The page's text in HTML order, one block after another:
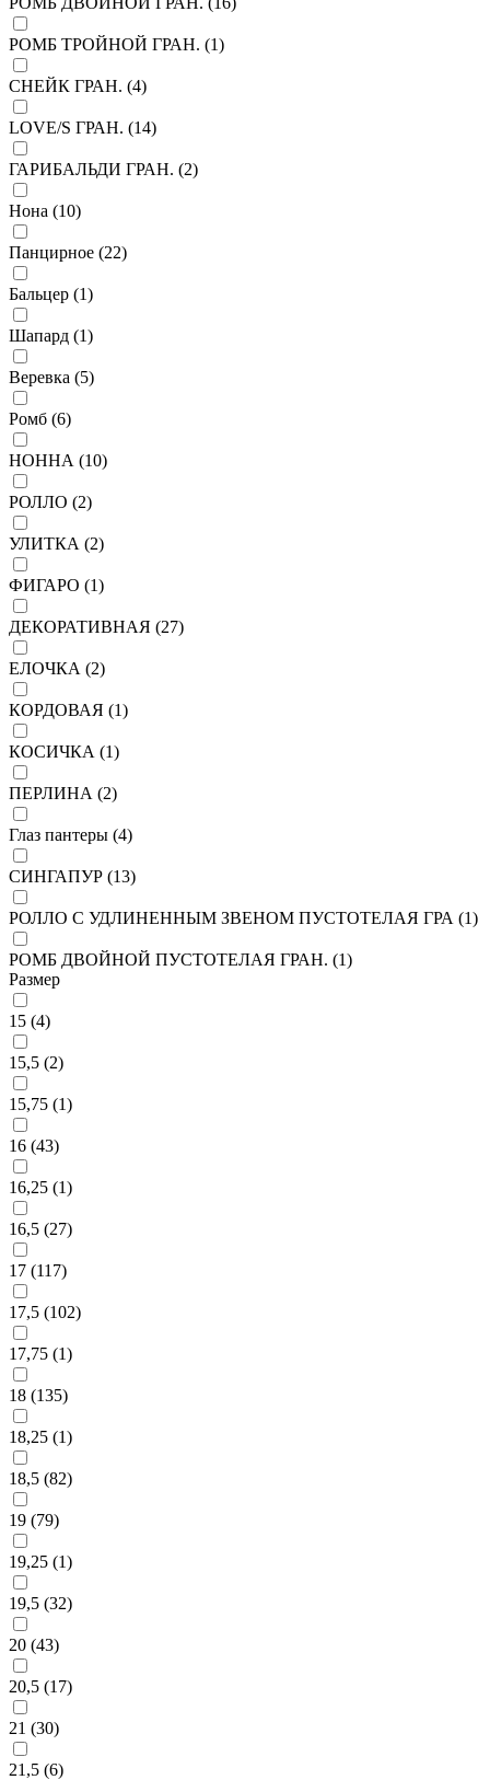
РОМБ ТРОЙНОЙ ГРАН. (1)
СНЕЙК ГРАН. (4)
LOVE/S ГРАН. (14)
ГАРИБАЛЬДИ ГРАН. (2)
Нона (10)
Панцирное (22)
Бальцер (1)
Шапард (1)
Веревка (5)
Ромб (6)
НОННА (10)
РОЛЛО (2)
УЛИТКА (2)
ФИГАРО (1)
ДЕКОРАТИВНАЯ (27)
ЕЛОЧКА (2)
КОРДОВАЯ (1)
КОСИЧКА (1)
ПЕРЛИНА (2)
Глаз пантеры (4)
СИНГАПУР (13)
РОЛЛО С УДЛИНЕННЫМ ЗВЕНОМ ПУСТОТЕЛАЯ ГРА (1)
РОМБ ДВОЙНОЙ ПУСТОТЕЛАЯ ГРАН. (1)
Размер
15 (4)
15,5 (2)
15,75 (1)
16 (43)
16,25 (1)
16,5 (27)
17 (117)
17,5 (102)
17,75 (1)
18 (135)
18,25 (1)
18,5 (82)
19 (79)
19,25 (1)
19,5 (32)
20 (43)
20,5 (17)
21 (30)
21,5 (6)